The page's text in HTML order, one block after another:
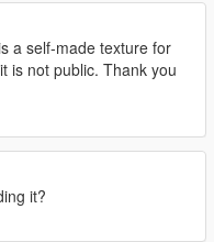
a self-made texture for
is not public. Thank you
it?